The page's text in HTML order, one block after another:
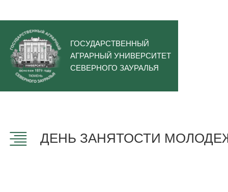
ГОСУДАРСТВЕННЫЙ
АГРАРНЫЙ УНИВЕРСИТЕТ
СЕВЕРНОГО ЗАУРАЛЬЯ
ДЕНЬ ЗАНЯТОСТИ